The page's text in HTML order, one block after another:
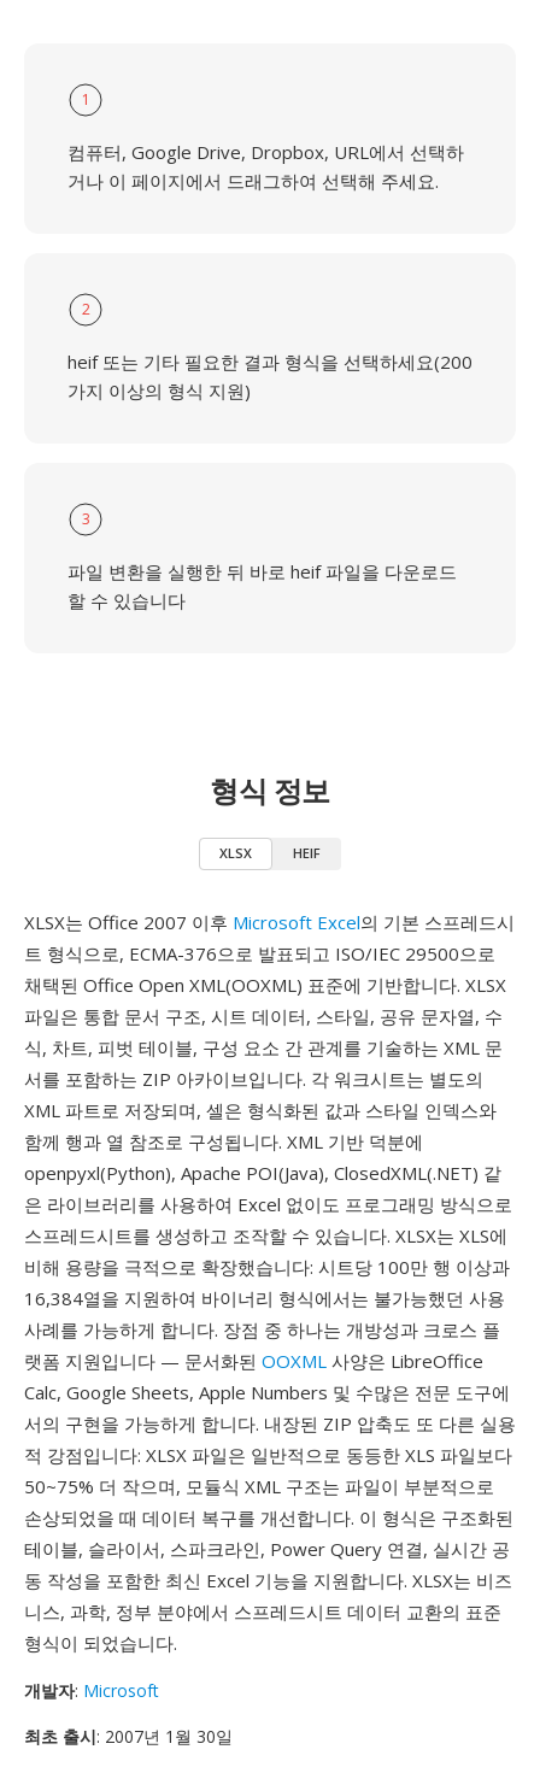
1
컴퓨터, Google Drive, Dropbox, URL에서 선택하
거나 이 페이지에서 드래그하여 선택해 주세요.
2
heif 또는 기타 필요한 결과 형식을 선택하세요(200
가지 이상의 형식 지원)
3
파일 변환을 실행한 뒤 바로 heif 파일을 다운로드
할 수 있습니다
형식 정보
XLSX HEIF
XLSX는 Office 2007 이후 Microsoft Excel의 기본 스프레드시
트 형식으로, ECMA-376으로 발표되고 ISO/IEC 29500으로
채택된 Office Open XML(OOXML) 표준에 기반합니다. XLSX
파일은 통합 문서 구조, 시트 데이터, 스타일, 공유 문자열, 수
식, 차트, 피벗 테이블, 구성 요소 간 관계를 기술하는 XML 문
서를 포함하는 ZIP 아카이브입니다. 각 워크시트는 별도의
XML 파트로 저장되며, 셀은 형식화된 값과 스타일 인덱스와
함께 행과 열 참조로 구성됩니다. XML 기반 덕분에
openpyxl(Python), Apache POI(Java), ClosedXML(.NET) 같
은 라이브러리를 사용하여 Excel 없이도 프로그래밍 방식으로
스프레드시트를 생성하고 조작할 수 있습니다. XLSX는 XLS에
비해 용량을 극적으로 확장했습니다: 시트당 100만 행 이상과
16,384열을 지원하여 바이너리 형식에서는 불가능했던 사용
사례를 가능하게 합니다. 장점 중 하나는 개방성과 크로스 플
랫폼 지원입니다 — 문서화된 OOXML 사양은 LibreOffice
Calc, Google Sheets, Apple Numbers 및 수많은 전문 도구에
서의 구현을 가능하게 합니다. 내장된 ZIP 압축도 또 다른 실용
적 강점입니다: XLSX 파일은 일반적으로 동등한 XLS 파일보다
50~75% 더 작으며, 모듈식 XML 구조는 파일이 부분적으로
손상되었을 때 데이터 복구를 개선합니다. 이 형식은 구조화된
테이블, 슬라이서, 스파크라인, Power Query 연결, 실시간 공
동 작성을 포함한 최신 Excel 기능을 지원합니다. XLSX는 비즈
니스, 과학, 정부 분야에서 스프레드시트 데이터 교환의 표준
형식이 되었습니다.
개발자: Microsoft
최초 출시: 2007년 1월 30일